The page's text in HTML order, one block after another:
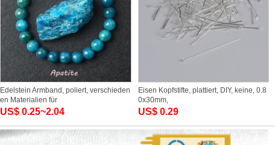
Edelstein Armband, poliert, verschieden
en Materialien für
US$ 0.25~2.04
Eisen Kopfstifte, plattiert, DIY, keine, 0.8
0x30mm,
US$ 0.29